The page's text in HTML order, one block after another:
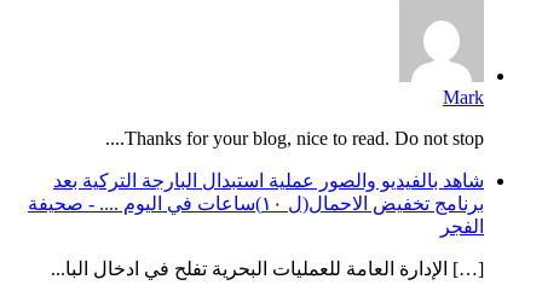
Mark
Thanks for your blog, nice to read. Do not stop....
شاهد بالفيديو والصور عملية استبدال البارجة التركية بعد
برنامج تخفيض الاحمال(ل ١٠)ساعات في اليوم .... - صحيفة
الفجر
[…] الإدارة العامة للعمليات البحرية تفلح في ادخال البا...